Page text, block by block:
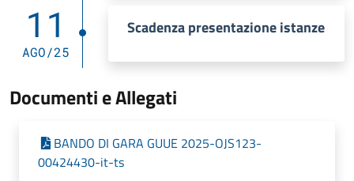
11
AGO/25
Scadenza presentazione istanze
Documenti e Allegati
BANDO DI GARA GUUE 2025-OJS123-
00424430-it-ts